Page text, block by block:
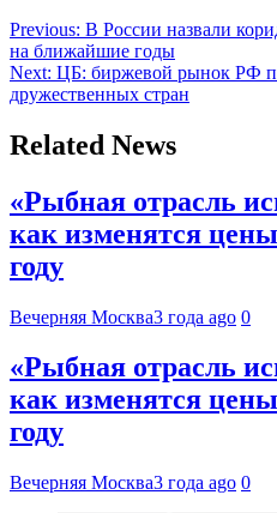
Previous: В России назвали
на ближайшие годы
Next: ЦБ: биржевой рынок РФ
дружественных стран
Related News
«Рыбная отрасль
как изменятся
году
Вечерняя Москва3 года ago 0
«Рыбная отрасль
как изменятся
году
Вечерняя Москва3 года ago 0